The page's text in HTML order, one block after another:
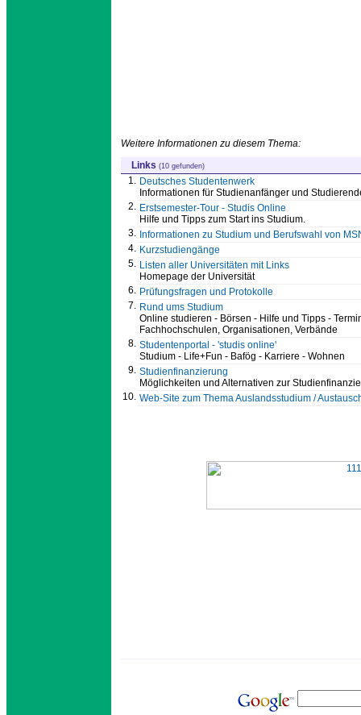
Weitere Informationen zu diesem Thema:
Links (10 gefunden)
1. Deutsches Studentenwerk
Informationen für Studienanfänger und
2. Erstsemester-Tour - Studis Online
Hilfe und Tipps zum Start ins Studium.
3. Informationen zu Studium und Berufswahl von
4. Kurzstudiengänge
5. Listen aller Universitäten mit Links
Homepage der Universität
6. Prüfungsfragen und Protokolle
7. Rund ums Studium
Online studieren - Börsen - Hilfe und Tipps -
Fachhochschulen, Organisationen, Verbände
8. Studentenportal - 'studis online'
Studium - Life+Fun - Bafög - Karriere - Wohnen
9. Studienfinanzierung
Möglichkeiten und Alternativen zur
10. Web-Site zum Thema Auslandsstudium /